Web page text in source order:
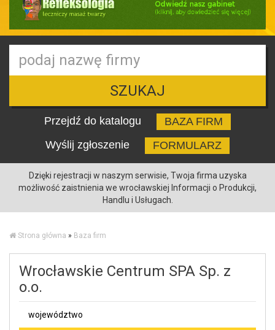
SZUKAJ
Przejdź do katalogu
BAZA FIRM
Wyślij zgłoszenie
FORMULARZ
Dzięki rejestracji w naszym serwisie, Twoja firma uzyska
możliwość zaistnienia we wrocławskiej Informacji o Produkcji,
Handlu i Usługach.
Strona główna » Baza firm
Wrocławskie Centrum SPA Sp. z
o.o.
województwo